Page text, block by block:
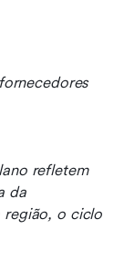
refletem
da
região, o ciclo